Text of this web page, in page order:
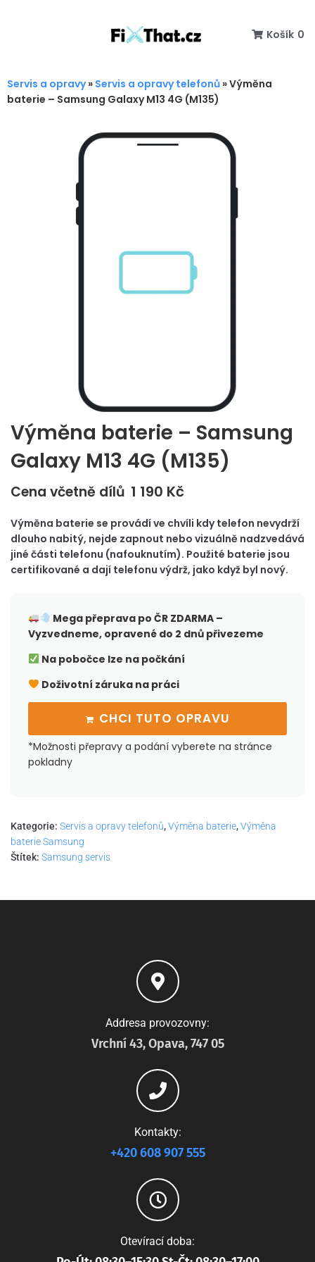
Košík 0
Servis a opravy» Servis a opravy telefonů »Výměna
baterie – Samsung Galaxy M13 4G (M135)
Výměna baterie – Samsung
Galaxy M13 4G (M135)
Cena včetně dílů 1 190 Kč
Výměna baterie se provádí ve chvíli kdy telefon nevydrží
dlouho nabitý, nejde zapnout nebo vizuálně nadzvedává
jiné části telefonu (nafouknutím). Použité baterie jsou
certifikované a dají telefonu výdrž, jako když byl nový.
Mega přeprava po ČRZDARMA –
Vyzvedneme, opravené do 2 dnů přivezeme
Na pobočce lze na počkání
Doživotní záruka na práci
CHCI TUTO OPRAVU
*Možnosti přepravy a podání vyberete na stránce
pokladny
Kategorie: Servis a opravy telefonů,Výměna baterie,Výměna
baterie Samsung
Štítek: Samsung servis
Addresa provozovny:
Vrchní 43, Opava, 747 05
Kontakty:
+420 608 907 555
Otevírací doba: